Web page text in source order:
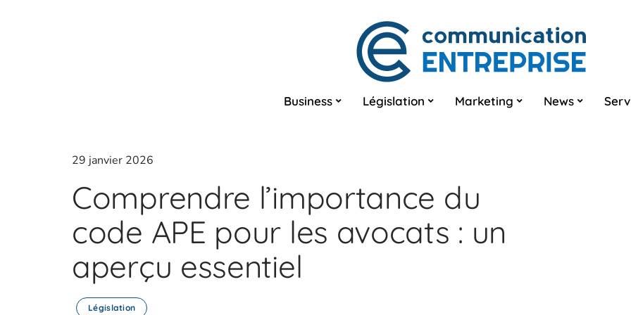
Business Législation Marketing News
29 janvier 2026
Comprendre l’importance du
code APE pour les avocats : un
aperçu essentiel
Législation